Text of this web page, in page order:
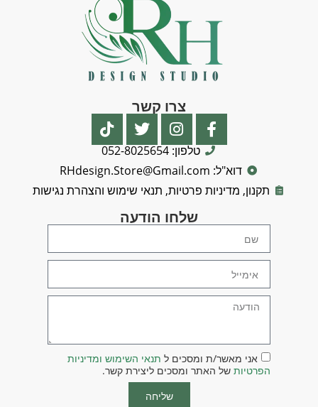
צרו קשר
טלפון: 052-8025654
דוא"ל: RHdesign.Store@Gmail.com
תקנון, מדיניות פרטיות, תנאי שימוש והצהרת נגישות
שלחו הודעה
אני מאשר/ת ומסכים ל תנאי השימוש ומדיניות
הפרטיות של האתר ומסכים ליצירת קשר.
שליחה